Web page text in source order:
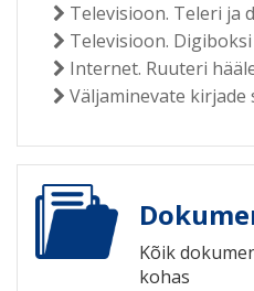
Televisioon. Teleri ja
Televisioon.
Internet. Ruuteri
Väljaminevate kirjade
Kõik
kohas